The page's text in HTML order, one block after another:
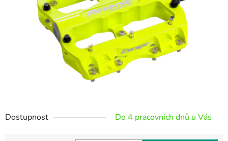
Dostupnost Do 4 pracovních dnů u Vás
hvězdiček.